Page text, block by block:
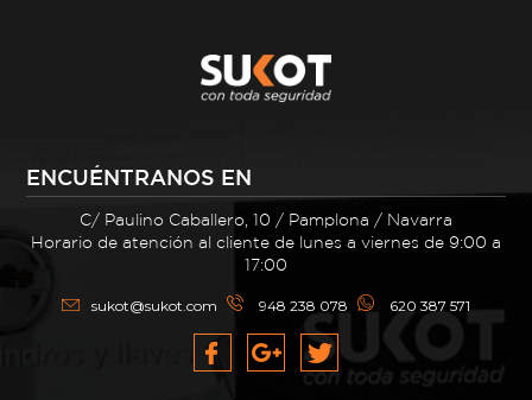
ENCUÉNTRANOS EN
C/ Paulino Caballero, 10 / Pamplona / Navarra
Horario de atención al cliente de lunes a viernes de 9:00 a
17:00
sukot@sukot.com 948 238 078 620 387 571